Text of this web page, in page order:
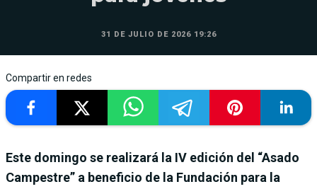
31 DE JULIO DE 2026 19:26
Compartir en redes
Este domingo se realizará la IV edición del “Asado
Campestre” a beneficio de la Fundación para la